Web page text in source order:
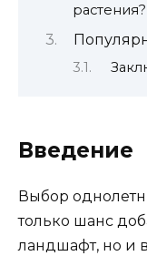
растения?
Введение
Выбор
только шанс
ландшафт, но и